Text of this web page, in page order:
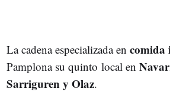
La cadena especializada en comida
Pamplona su quinto local en
Sarriguren y Olaz.